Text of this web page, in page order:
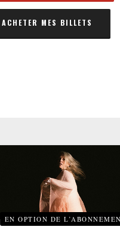
ACHETER MES BILLETS
EN OPTION DE